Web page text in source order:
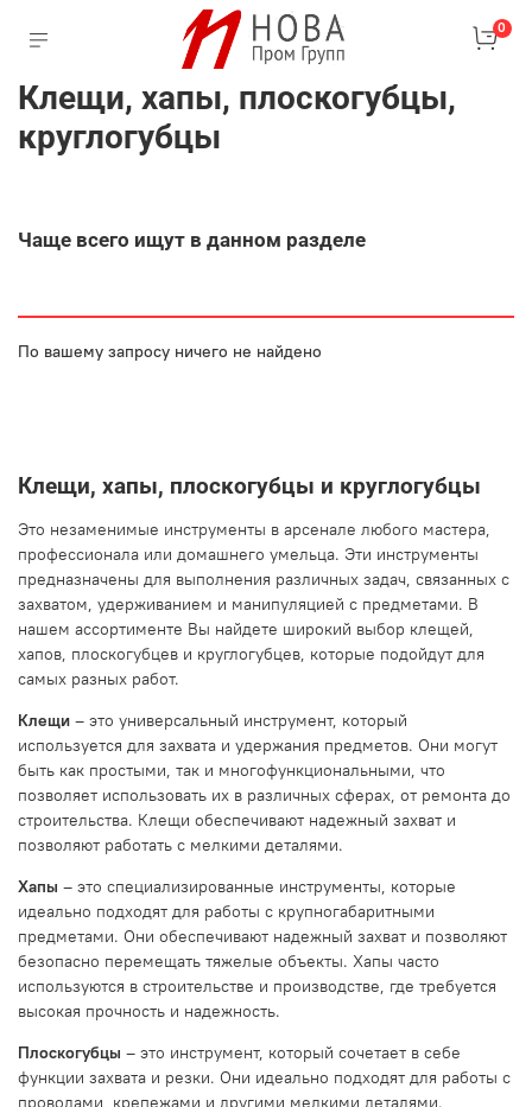
0
Клещи, хапы, плоскогубцы,
круглогубцы
Чаще всего ищут в данном разделе
По вашему запросу ничего не найдено
Клещи, хапы, плоскогубцы и круглогубцы
Это незаменимые инструменты в арсенале любого мастера,
профессионала или домашнего умельца. Эти инструменты
предназначены для выполнения различных задач, связанных с
захватом, удерживанием и манипуляцией с предметами. В
нашем ассортименте Вы найдете широкий выбор клещей,
хапов, плоскогубцев и круглогубцев, которые подойдут для
самых разных работ.
Клещи – это универсальный инструмент, который
используется для захвата и удержания предметов. Они могут
быть как простыми, так и многофункциональными, что
позволяет использовать их в различных сферах, от ремонта до
строительства. Клещи обеспечивают надежный захват и
позволяют работать с мелкими деталями.
Хапы – это специализированные инструменты, которые
идеально подходят для работы с крупногабаритными
предметами. Они обеспечивают надежный захват и позволяют
безопасно перемещать тяжелые объекты. Хапы часто
используются в строительстве и производстве, где требуется
высокая прочность и надежность.
Плоскогубцы – это инструмент, который сочетает в себе
функции захвата и резки. Они идеально подходят для работы с
проводами, крепежами и другими мелкими деталями.